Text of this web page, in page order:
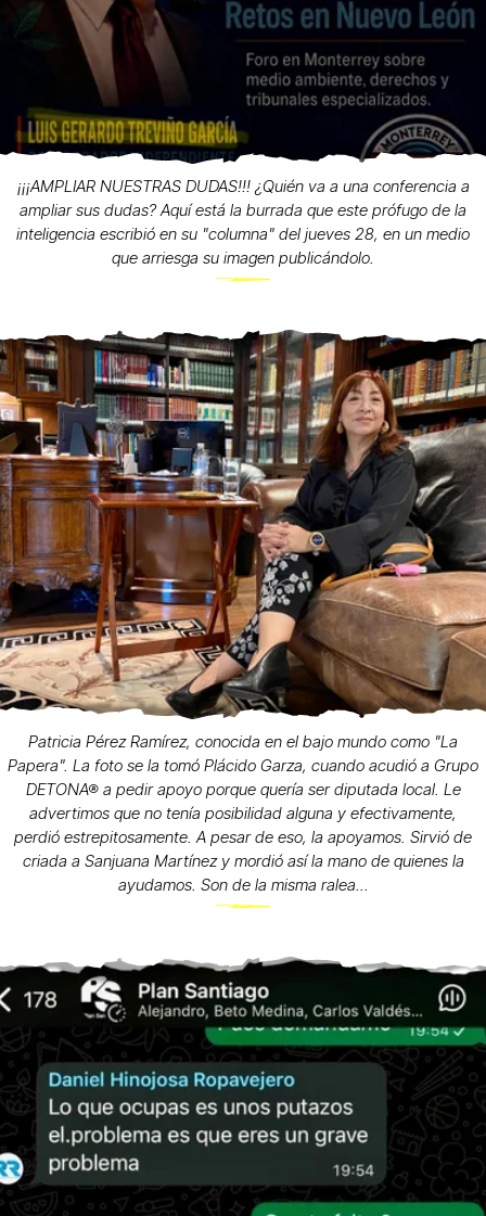
¡¡¡AMPLIAR NUESTRAS DUDAS!!! ¿Quién va a una conferencia a
ampliar sus dudas? Aquí está la burrada que este prófugo de la
inteligencia escribió en su "columna" del jueves 28, en un medio
que arriesga su imagen publicándolo.
Patricia Pérez Ramírez, conocida en el bajo mundo como "La
Papera". La foto se la tomó Plácido Garza, cuando acudió a Grupo
DETONA® a pedir apoyo porque quería ser diputada local. Le
advertimos que no tenía posibilidad alguna y efectivamente,
perdió estrepitosamente. A pesar de eso, la apoyamos. Sirvió de
criada a Sanjuana Martínez y mordió así la mano de quienes la
ayudamos. Son de la misma ralea...